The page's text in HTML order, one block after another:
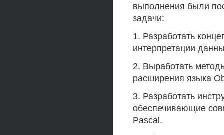
выполнения были
задачи:
1. Разработать
интерпретации
2. Выработать
расширения языка
3. Разработать
обеспечивающие
Pascal.